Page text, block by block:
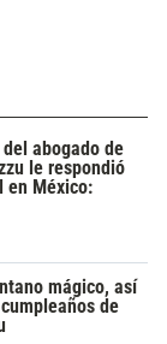
abogado de
le respondió
en México:
mágico, así
de